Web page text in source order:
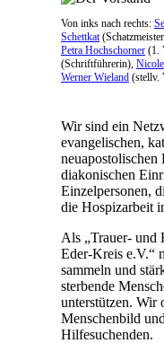
Von inks nach rechts:
Schettkat
Petra Hochschorner (1.
(Schriftführerin),
Werner Wieland (stellv.
Wir sind ein
evangelischen,
neuapostolischen
diakonischen
Einzelpersonen,
die Hospizarbeit
Als „Trauer- und
Eder-Kreis e.V.“
sammeln und
sterbende
unterstützen. Wir
Menschenbild
Hilfesuchenden.